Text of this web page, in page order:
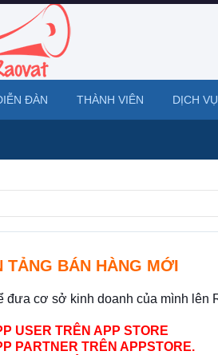
TẢNG BÁN HÀNG MỚI
đưa cơ sở kinh doanh của mình lên
USER TRÊN APP STORE
PARTNER TRÊN APPSTORE.
ĐÀN THÀNH VIÊN DỊCH